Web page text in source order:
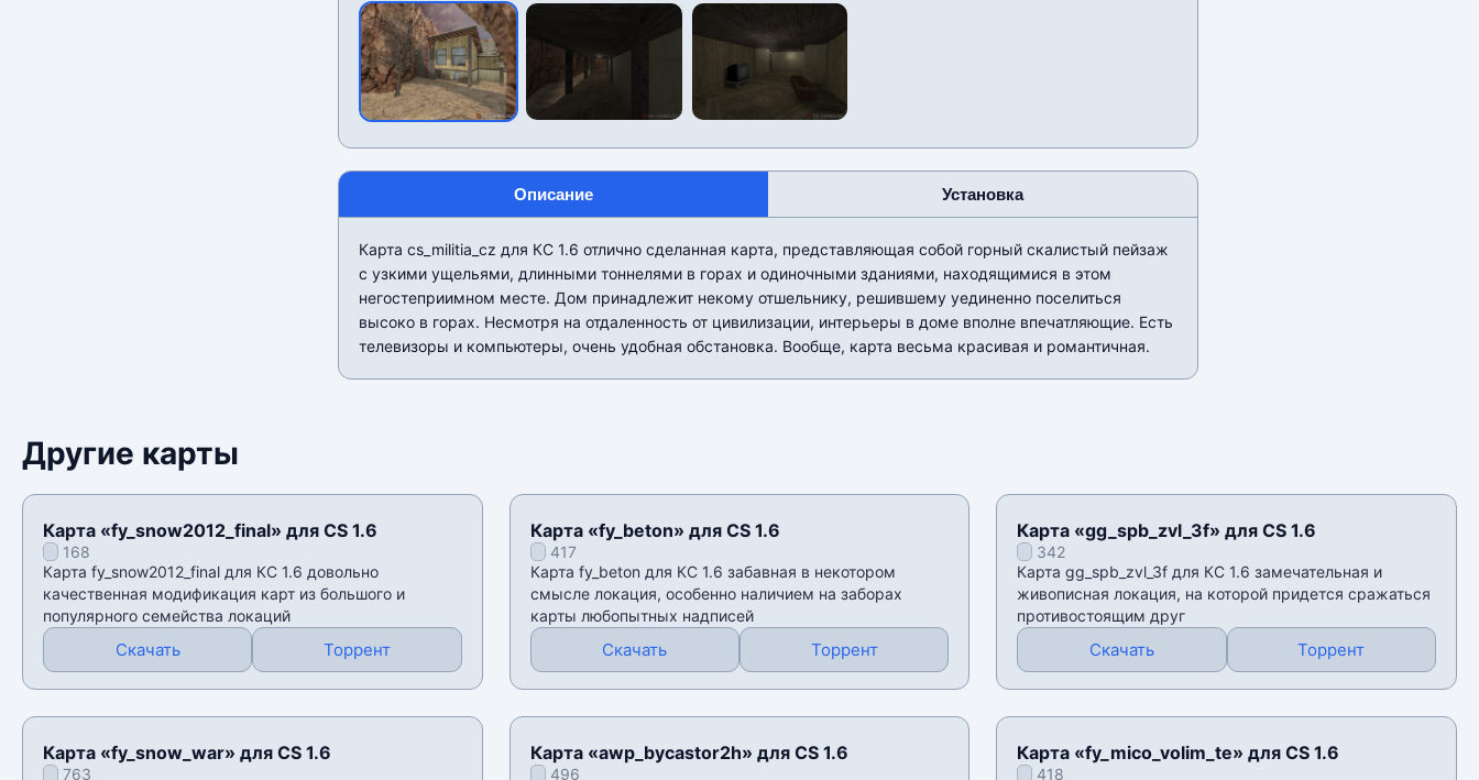
Описание Установка
Карта cs_militia_cz для КС 1.6 отлично сделанная карта, представляющая собой горный скалистый пейзаж
с узкими ущельями, длинными тоннелями в горах и одиночными зданиями, находящимися в этом
негостеприимном месте. Дом принадлежит некому отшельнику, решившему уединенно поселиться
высоко в горах. Несмотря на отдаленность от цивилизации, интерьеры в доме вполне впечатляющие. Есть
телевизоры и компьютеры, очень удобная обстановка. Вообще, карта весьма красивая и романтичная.
Другие карты
Карта «fy_snow2012_final» для CS 1.6
168
Карта fy_snow2012_final для КС 1.6 довольно
качественная модификация карт из большого и
популярного семейства локаций
Скачать Торрент
Карта «fy_beton» для CS 1.6
417
Карта fy_beton для КС 1.6 забавная в некотором
смысле локация, особенно наличием на заборах
карты любопытных надписей
Скачать Торрент
Карта «gg_spb_zvl_3f» для CS 1.6
342
Карта gg_spb_zvl_3f для КС 1.6 замечательная и
живописная локация, на которой придется сражаться
противостоящим друг
Скачать Торрент
Карта «fy_snow_war» для CS 1.6
763
Карта «awp_bycastor2h» для CS 1.6
496
Карта «fy_mico_volim_te» для CS 1.6
418